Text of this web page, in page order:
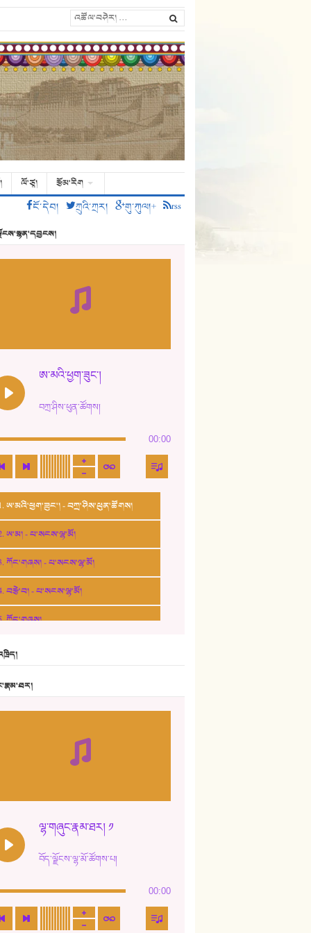
ལོ་ཙཱ།
རྩོམ་རིག
ངོ་དེབ།
ཀྲུའི་ཀྲར། གུ་ཀུལ།+ rss
ཨ་མའི་ཕྱག་ཟུང་།
བཀྲ་ཤིས་ཕུན་ཚོགས།
00:00
ཨ་མའི་ཕྱག་ཟུང་། - བཀྲ་ཤིས་ཕུན་ཚོགས།
ཨ་མ། - པ་སངས་ལྷ་མོ།
ཀོང་གཞས། - པ་སངས་ལྷ་མོ།
བརྩེ་བ། - པ་སངས་ལྷ་མོ།
ཀོང་གཞས།
ཆོལ་གསུམ་བྲོ་གཞས། - སྒྲོན་གསལ།
13. ཆུང་འདྲིས། - ཟླ་སྒྲོན།
ཤམ་པ་ལ་ཡི་སྲས་མོ།
ལྷ་གཞུང་རྣམ་ཐར། ༡
བོད་ལྗོངས་ལྷ་མོ་ཚོགས་པ།
00:00